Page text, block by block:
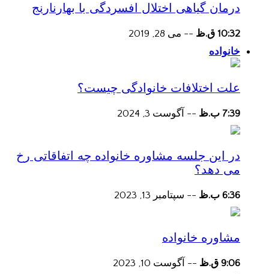
درمان گیاهی اختلال افسردگی با بهارنارنج
10:32 ق.ظ -- می 28, 2019
خانواده
علت اختلافات خانوادگی چیست؟
7:39 ب.ظ -- آگوست 3, 2024
در این جلسه مشاوره خانواده چه اتفاقاتی رخ
می دهد؟
6:36 ب.ظ -- سپتامبر 13, 2023
مشاوره خانواده
9:06 ق.ظ -- آگوست 10, 2023